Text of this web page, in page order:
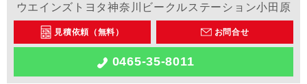
ウエインズトヨタ神奈川ビークルステーション小田原
見積依頼（無料） お問合せ
0465-35-8011